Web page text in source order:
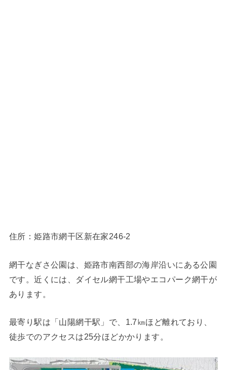
住所：姫路市網干区新在家246-2
網干なぎさ公園は、姫路市南西部の海岸沿いにある公園
です。近くには、ダイセル網干工場やエコパーク網干が
あります。
最寄り駅は「山陽網干駅」で、1.7㎞ほど離れており、
徒歩でのアクセスは25分ほどかかります。